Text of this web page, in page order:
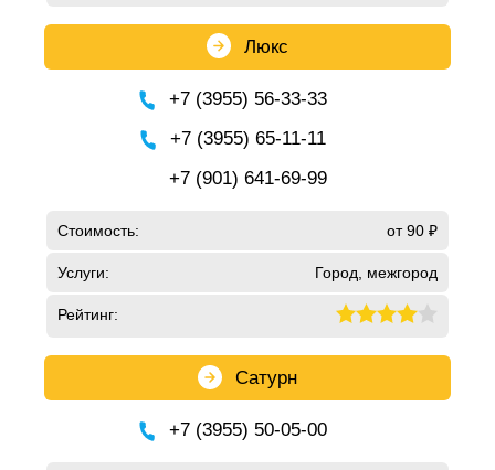
Люкс
+7 (3955) 56-33-33
+7 (3955) 65-11-11
+7 (901) 641-69-99
Стоимость: от 90 ₽
Услуги: Город, межгород
Рейтинг:
Сатурн
+7 (3955) 50-05-00